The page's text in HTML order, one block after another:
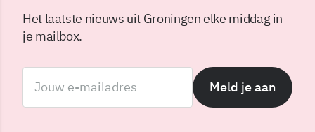
Het laatste nieuws uit Groningen elke middag in
je mailbox.
Meld je aan